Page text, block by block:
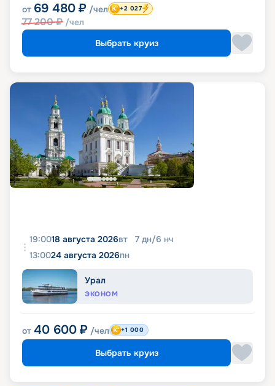
от 69 480 ₽ /чел
77 200₽ /чел
+2 027
Выбрать круиз
19:0018 августа 2026вт 7 дн/6 нч
13:0024 августа 2026пн
Урал
ЭКОНОМ
от 40 600 ₽ /чел +1 000
Выбрать круиз